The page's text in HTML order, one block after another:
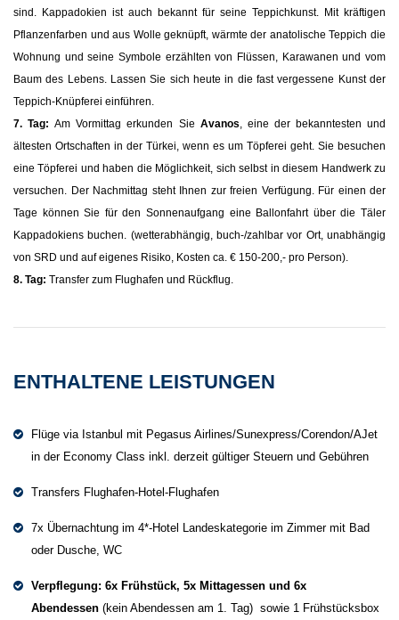
sind. Kappadokien ist auch bekannt für seine Teppichkunst. Mit kräftigen
Pflanzenfarben und aus Wolle geknüpft, wärmte der anatolische Teppich die
Wohnung und seine Symbole erzählten von Flüssen, Karawanen und vom
Baum des Lebens. Lassen Sie sich heute in die fast vergessene Kunst der
Teppich-Knüpferei einführen.
7. Tag:Am Vormittag erkunden Sie Avanos, eine der bekanntesten und
ältesten Ortschaften in der Türkei, wenn es um Töpferei geht. Sie besuchen
eine Töpferei und haben die Möglichkeit, sich selbst in diesem Handwerk zu
versuchen. Der Nachmittag steht Ihnen zur freien Verfügung. Für einen der
Tage können Sie für den Sonnenaufgang eine Ballonfahrt über die Täler
Kappadokiens buchen. (wetterabhängig, buch-/zahlbar vor Ort, unabhängig
von SRD und auf eigenes Risiko, Kosten ca. € 150-200,- pro Person).
8. Tag: Transfer zum Flughafen und Rückflug.
ENTHALTENE LEISTUNGEN
Flüge via Istanbul mit Pegasus Airlines/Sunexpress/Corendon/AJet
in der Economy Class inkl. derzeit gültiger Steuern und Gebühren
Transfers Flughafen-Hotel-Flughafen
7x Übernachtung im 4*-Hotel Landeskategorie im Zimmer mit Bad
oder Dusche, WC
Verpflegung: 6x Frühstück, 5x Mittagessen und 6x
Abendessen (kein Abendessen am 1. Tag) sowie 1 Frühstücksbox